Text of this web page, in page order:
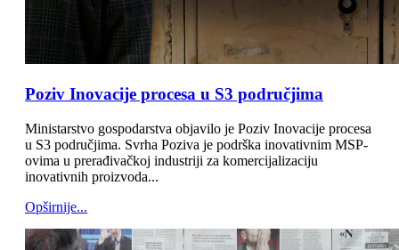
Poziv Inovacije procesa u S3 područjima
Ministarstvo gospodarstva objavilo je Poziv Inovacije procesa
u S3 područjima. Svrha Poziva je podrška inovativnim MSP-
ovima u prerađivačkoj industriji za komercijalizaciju
inovativnih proizvoda...
Opširnije...